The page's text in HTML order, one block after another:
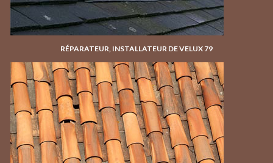
RÉPARATEUR, INSTALLATEUR DE VELUX 79